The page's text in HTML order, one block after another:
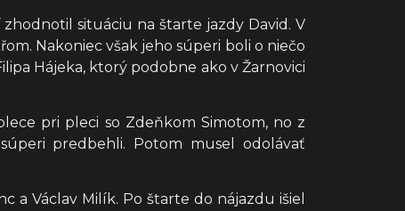
zhodnotil situáciu na štarte jazdy David. V
Nakoniec však jeho súperi boli o niečo
Hájeka, ktorý podobne ako v Žarnovici
pri pleci so Zdeňkom Simotom, no z
predbehli. Potom musel odolávať
a Václav Milík. Po štarte do nájazdu išiel